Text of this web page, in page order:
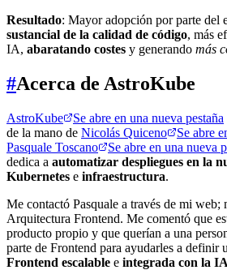
Resultado: Mayor adopción por parte del
sustancial de la calidad de código, más
IA, abaratando costes y generando más
#Acerca de AstroKube
AstroKube Se abre en una nueva pestaña
de la mano de Nicolás Quiceno Se abre
Pasquale Toscano
Se abre en una nueva
dedica a automatizar despliegues en la
Kubernetes e infraestructura.
Me contactó Pasquale a través de mi web;
Arquitectura Frontend. Me comentó que
producto propio y que querían a una
parte de Frontend para ayudarles a definir
Frontend escalable e integrada con la IA